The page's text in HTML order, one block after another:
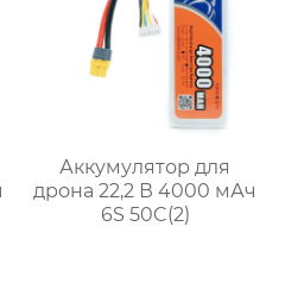
Аккумулятор для
дрона 22,2 В 4000 мАч
6S 50C(2)